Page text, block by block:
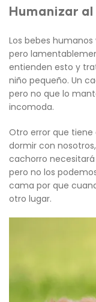
Humanizar
Los bebes
pero
entienden esto y
niño pequeño. Un
pero no que lo
incomoda.
Otro error que tiene
dormir con
cachorro
pero no los
cama por que
otro lugar.